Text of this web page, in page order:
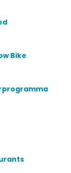
Bike